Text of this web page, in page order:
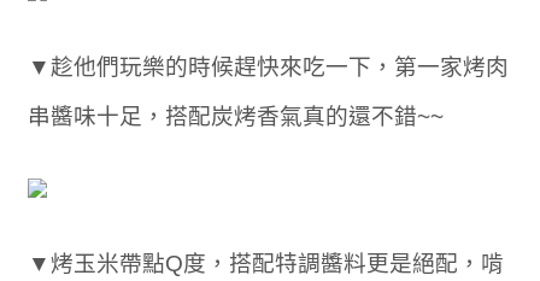
▼趁他們玩樂的時候趕快來吃一下，第一家烤肉
串醬味十足，搭配炭烤香氣真的還不錯~~
▼烤玉米帶點Q度，搭配特調醬料更是絕配，啃